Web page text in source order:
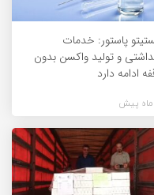
پاستور: خدمات
و تولید واکسن بدون
ادامه دارد